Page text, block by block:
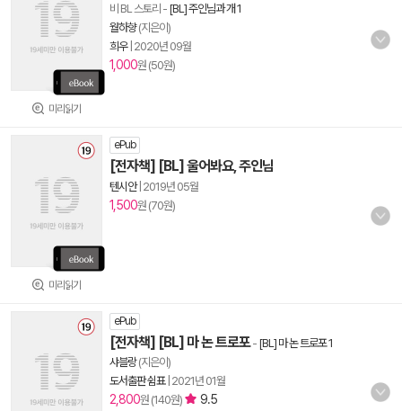
미리읽기
비 BL 스토리 - [BL] 주인님과 개 1
월하향(지은이)
희우| 2020년 09월
1,000원 (50원)
미리읽기
ePub
[전자책] [BL] 울어봐요, 주인님
텐시안| 2019년 05월
1,500원 (70원)
ePub
[전자책] [BL] 마 논 트로포- [BL] 마 논 트로포 1
샤블랑(지은이)
도서출판 쉼표| 2021년 01월
2,800원 (140원) 9.5